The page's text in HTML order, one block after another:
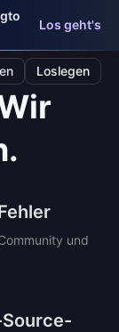
Los geht's
Loslegen
und